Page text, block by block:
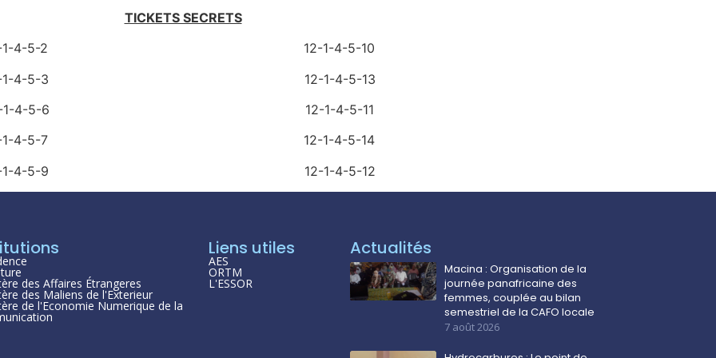
TICKETS SECRETS
1-4-5-2 12-1-4-5-10
1-4-5-3 12-1-4-5-13
1-4-5-6 12-1-4-5-11
1-4-5-7 12-1-4-5-14
1-4-5-9 12-1-4-5-12
des Affaires Étrangeres
des Maliens de l'Exterieur
de l'Economie Numerique de la
Liens utiles
AES
ORTM
L'ESSOR
Actualités
Macina : Organisation de la
journée panafricaine des
femmes, couplée au bilan
semestriel de la CAFO locale
7 août 2026